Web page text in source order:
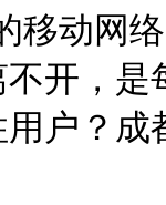
动网
开，
户？